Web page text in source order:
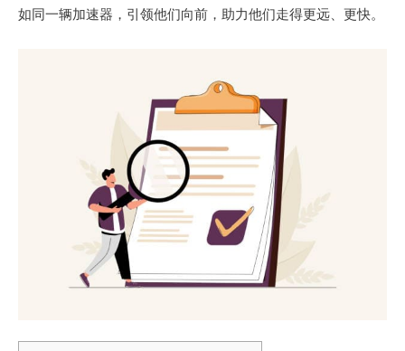
如同一辆加速器，引领他们向前，助力他们走得更远、更快。